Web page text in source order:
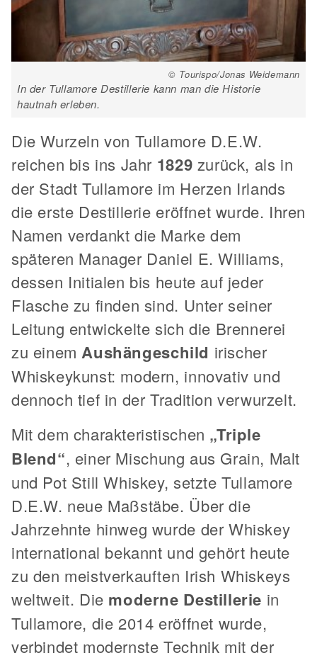
© Tourispo/Jonas Weidemann
In der Tullamore Destillerie kann man die Historie
hautnah erleben.
Die Wurzeln von Tullamore D.E.W.
reichen bis ins Jahr 1829 zurück, als in
der Stadt Tullamore im Herzen Irlands
die erste Destillerie eröffnet wurde. Ihren
Namen verdankt die Marke dem
späteren Manager Daniel E. Williams,
dessen Initialen bis heute auf jeder
Flasche zu finden sind. Unter seiner
Leitung entwickelte sich die Brennerei
zu einemAushängeschild irischer
Whiskeykunst: modern, innovativ und
dennoch tief in der Tradition verwurzelt.
Mit dem charakteristischen „Triple
Blend“, einer Mischung aus Grain, Malt
und Pot Still Whiskey, setzte Tullamore
D.E.W. neue Maßstäbe. Über die
Jahrzehnte hinweg wurde der Whiskey
international bekannt und gehört heute
zu den meistverkauften Irish Whiskeys
weltweit. Die moderne Destillerie in
Tullamore, die 2014 eröffnet wurde,
verbindet modernste Technik mit der